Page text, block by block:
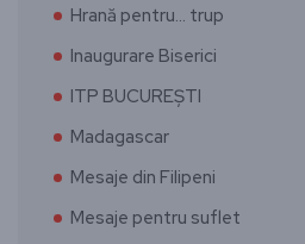
Hrană pentru… trup
Inaugurare Biserici
ITP BUCUREȘTI
Madagascar
Mesaje din Filipeni
Mesaje pentru suflet